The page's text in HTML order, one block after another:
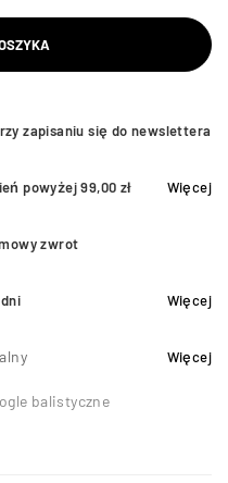
zapisaniu się do newslettera
powyżej 99,00 zł Więcej
zwrot
Więcej
Więcej
balistyczne